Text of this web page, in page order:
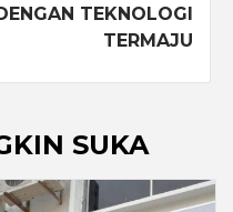
TEKNOLOGI
TERMAJU
SUKA